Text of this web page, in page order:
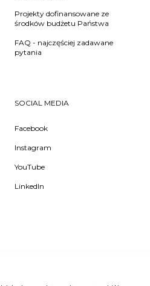
Projekty dofinansowane ze
środków budżetu Państwa
FAQ - najczęściej zadawane
pytania
SOCIAL MEDIA
Facebook
Instagram
YouTube
LinkedIn